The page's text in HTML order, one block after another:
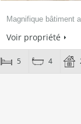
Magnifique bâtiment
Voir propriété
5 4